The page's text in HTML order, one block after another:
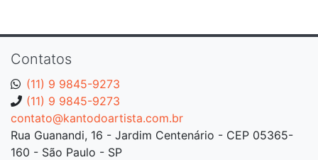
Contatos
(11) 9 9845-9273
(11) 9 9845-9273
contato@kantodoartista.com.br
Rua Guanandi, 16 - Jardim Centenário - CEP 05365-
160 - São Paulo - SP